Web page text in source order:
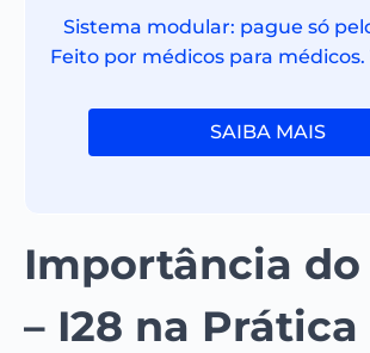
Sistema modular: pague só
Feito por médicos para médicos.
SAIBA MAIS
Importância do
– I28 na Prática